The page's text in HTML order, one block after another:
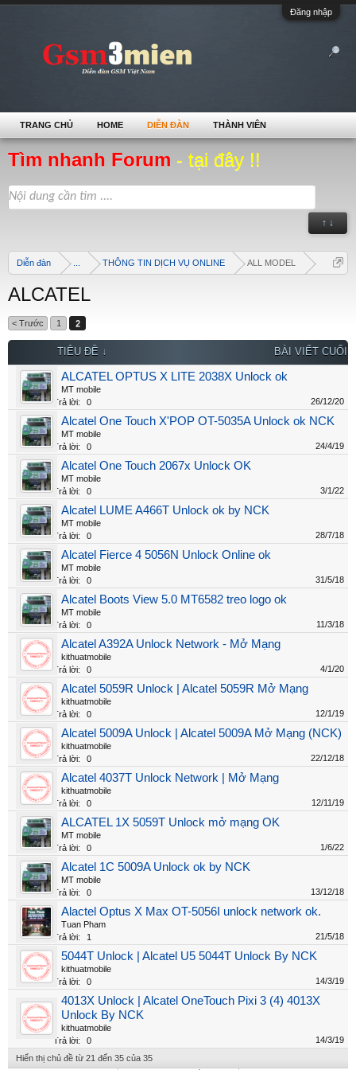
Đăng nhập
Tìm nhanh Forum - tại đây !!
↑ ↓
Diễn đàn THÔNG TIN DỊCH VỤ ONLINE ALL MODEL
ALCATEL
< Trước 1 2
TIÊU ĐỀ ↓ BÀI VIẾT CUỐI
ALCATEL OPTUS X LITE 2038X Unlock ok
MT mobile
Trả lời:
0 26/12/20
Alcatel One Touch X'POP OT-5035A Unlock ok NCK
MT mobile
Trả lời:
0 24/4/19
Alcatel One Touch 2067x Unlock OK
MT mobile
Trả lời:
0 3/1/22
Alcatel LUME A466T Unlock ok by NCK
MT mobile
Trả lời:
0 28/7/18
Alcatel Fierce 4 5056N Unlock Online ok
MT mobile
Trả lời:
0 31/5/18
Alcatel Boots View 5.0 MT6582 treo logo ok
MT mobile
Trả lời:
0 11/3/18
Alcatel A392A Unlock Network - Mở Mạng
kithuatmobile
Trả lời:
0 4/1/20
Alcatel 5059R Unlock | Alcatel 5059R Mở Mạng
kithuatmobile
Trả lời:
0 12/1/19
Alcatel 5009A Unlock | Alcatel 5009A Mở Mạng (NCK)
kithuatmobile
Trả lời:
0 22/12/18
Alcatel 4037T Unlock Network | Mở Mạng
kithuatmobile
Trả lời:
0 12/11/19
ALCATEL 1X 5059T Unlock mở mạng OK
MT mobile
Trả lời:
0 1/6/22
Alcatel 1C 5009A Unlock ok by NCK
MT mobile
Trả lời:
0 13/12/18
Alactel Optus X Max OT-5056I unlock network ok.
Tuan Pham
Trả lời:
1 21/5/18
5044T Unlock | Alcatel U5 5044T Unlock By NCK
kithuatmobile
Trả lời:
0 14/3/19
4013X Unlock | Alcatel OneTouch Pixi 3 (4) 4013X
Unlock By NCK
kithuatmobile
Trả lời:
0
14/3/19
Hiển thị chủ đề từ 21 đến 35 của 35
TRANG CHỦ HOME DIỄN ĐÀN THÀNH VIÊN